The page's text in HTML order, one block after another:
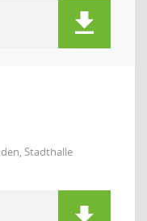
Stadthalle